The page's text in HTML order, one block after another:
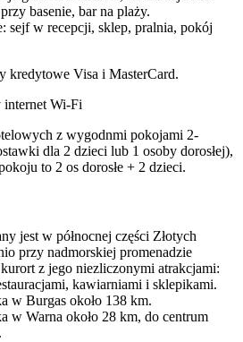
basenie, bar na plaży.
sejf w recepcji, sklep, pralnia, pokój
kredytowe Visa i MasterCard.
internet Wi-Fi
z wygodnmi pokojami 2-
dla 2 dzieci lub 1 osoby dorosłej),
to 2 os dorosłe + 2 dzieci.
jest w północnej części Złotych
przy nadmorskiej promenadzie
z jego niezliczonymi atrakcjami:
kawiarniami i sklepikami.
w Burgas około 138 km.
w Warna około 28 km, do centrum